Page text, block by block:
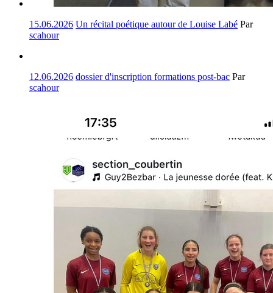
15.06.2026 Un récital poétique autour de Louise Labé Par
scahour
12.06.2026 dossier d'inscription formations post-bac Par
scahour